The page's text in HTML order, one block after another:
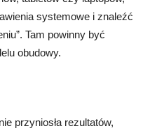
systemowe i znaleźć
Tam powinny być
obudowy.
przyniosła rezultatów,